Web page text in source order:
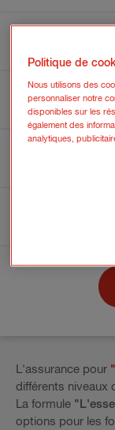
✓Protection
L'assurance pour
différents niveaux
La formule
options pour les
Politique de
Nous utilisons des
personnaliser notre
disponibles sur les
également des
analytiques,